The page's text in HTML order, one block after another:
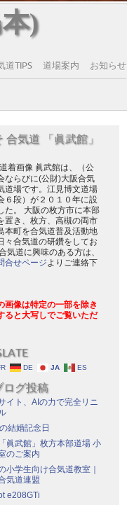
)
道TIPS 道場案内 お知らせ
合気道 「眞武館」
眞武館は、（公
ならびに(公財)大阪合気
道場です。江見博文道場
６段）が２０１０年に設
た。 大阪の枚方市に本部
置き、枚方、高槻の両市
本町を合気道普及活動地
々合気道の研鑽をしてお
気道に興味のある方は、
合せページよりご連絡下
画像は特定の一部を除き
ると大写しでご覧いただ
DE JA ES
ログ投稿
イト、AIの力で完全リニ
結婚記念日
眞武館」枚方本部道場 小
のご案内
小学生向け合気道教室｜
気道連盟
e208GTi